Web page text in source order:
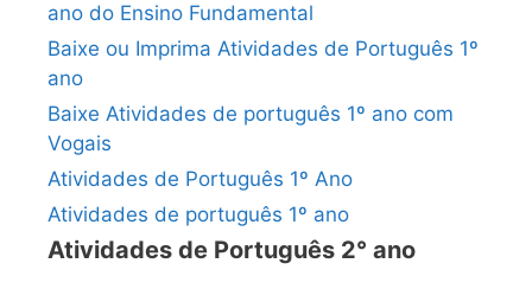
ano do Ensino Fundamental
Baixe ou Imprima Atividades de Português 1º
ano
Baixe Atividades de português 1º ano com
Vogais
Atividades de Português 1º Ano
Atividades de português 1º ano
Atividades de Português 2° ano